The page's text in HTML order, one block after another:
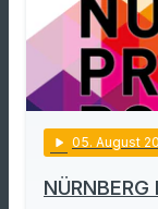
play_arrow 05. August